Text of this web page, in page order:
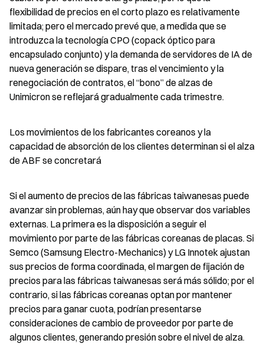
flexibilidad de precios en el corto plazo es relativamente
limitada; pero el mercado prevé que, a medida que se
introduzca la tecnología CPO (copack óptico para
encapsulado conjunto) y la demanda de servidores de IA de
nueva generación se dispare, tras el vencimiento y la
renegociación de contratos, el “bono” de alzas de
Unimicron se reflejará gradualmente cada trimestre.
Los movimientos de los fabricantes coreanos y la
capacidad de absorción de los clientes determinan si el alza
de ABF se concretará
Si el aumento de precios de las fábricas taiwanesas puede
avanzar sin problemas, aún hay que observar dos variables
externas. La primera es la disposición a seguir el
movimiento por parte de las fábricas coreanas de placas. Si
Semco (Samsung Electro-Mechanics) y LG Innotek ajustan
sus precios de forma coordinada, el margen de fijación de
precios para las fábricas taiwanesas será más sólido; por el
contrario, si las fábricas coreanas optan por mantener
precios para ganar cuota, podrían presentarse
consideraciones de cambio de proveedor por parte de
algunos clientes, generando presión sobre el nivel de alza.